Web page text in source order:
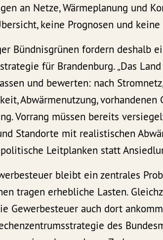
an Netze, Wärmeplanung und
keine Prognosen und
Bündnisgrünen fordern deshalb
für Brandenburg. „Das
und bewerten: nach
Abwärmenutzung, vorhandenen
Vorrang müssen bereits
Standorte mit realistischen
Leitplanken statt
bleibt ein zentrales
tragen erhebliche Lasten.
Gewerbesteuer auch dort
des